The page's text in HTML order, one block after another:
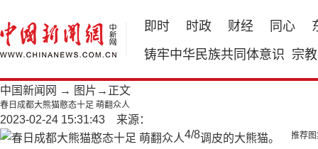
即时 时政 财经 同心
铸牢中华民族共同体意识 宗教
中国新闻网 → 图片 →正文
春日成都大熊猫憨态十足 萌翻众人
2023-02-24 15:31:43 来源：
4/8调皮的大熊猫。 推荐